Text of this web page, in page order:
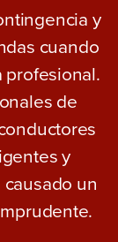
y
cuando
profesional.
de
y
un